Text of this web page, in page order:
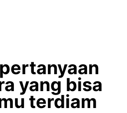
yang bisa
terdiam